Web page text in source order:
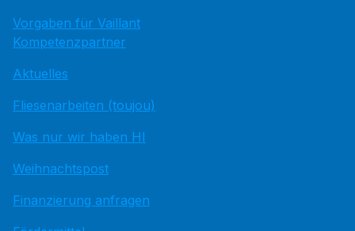
Vorgaben für Vaillant
Kompetenzpartner
Aktuelles
Fliesenarbeiten (toujou)
Was nur wir haben HI
Weihnachtspost
Finanzierung anfragen